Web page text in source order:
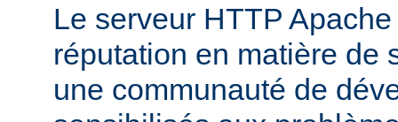
Le serveur HTTP
réputation en matière de
une communauté de